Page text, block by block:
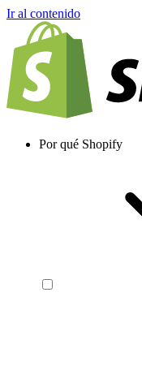
Ir al contenido
Por qué Shopify